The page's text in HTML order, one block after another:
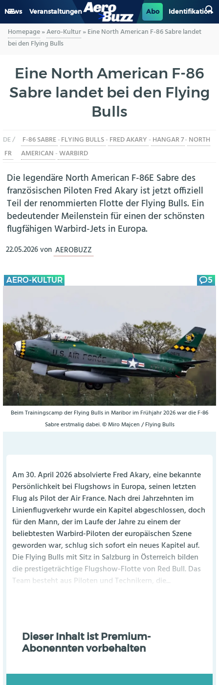
News Veranstaltungen Abo Identifikation
GENERAL AVIATION
LUFTVERKEHR
INDUSTRIE
BERUFE
AERO-KULTUR
Homepage»Aero-Kultur»Eine North American F-86 Sabre landet
bei den Flying Bulls
Eine North American F-86
Sabre landet bei den Flying
Bulls
DE /
FR
F-86 SABRE-FLYING BULLS- FRED AKARY - HANGAR 7- NORTH
AMERICAN -WARBIRD
Die legendäre North American F-86E Sabre des
französischen Piloten Fred Akary ist jetzt offiziell
Teil der renommierten Flotte der Flying Bulls. Ein
bedeutender Meilenstein für einen der schönsten
flugfähigen Warbird-Jets in Europa.
22.05.2026von AEROBUZZ
AERO-KULTUR 5
Beim Trainingscamp der Flying Bulls in Maribor im Frühjahr 2026 war die F-86
Sabre erstmalig dabei. © Miro Majcen / Flying Bulls
Am 30. April 2026 absolvierte Fred Akary, eine bekannte
Persönlichkeit bei Flugshows in Europa, seinen letzten
Flug als Pilot der Air France. Nach drei Jahrzehnten im
Linienflugverkehr wurde ein Kapitel abgeschlossen, doch
für den Mann, der im Laufe der Jahre zu einem der
beliebtesten Warbird-Piloten der europäischen Szene
geworden war, schlug sich sofort ein neues Kapitel auf.
Die Flying Bulls mit Sitz in Salzburg in Österreich bilden
die prestigeträchtige Flugshow-Flotte von Red Bull. Das
Team besteht aus Piloten und Technikern, die...
Dieser Inhalt ist Premium-
Abonennten vorbehalten